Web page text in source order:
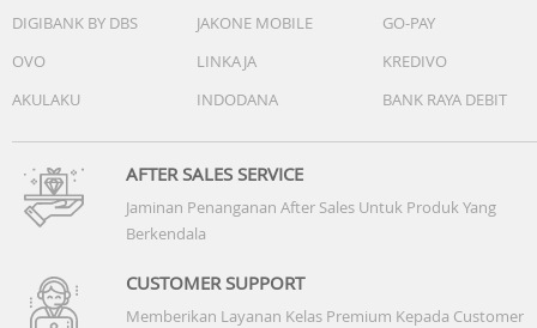
DIGIBANK BY DBS
JAKONE MOBILE
GO-PAY
OVO
LINKAJA
KREDIVO
AKULAKU
INDODANA BANK RAYA DEBIT
AFTER SALES SERVICE
Jaminan Penanganan After Sales Untuk Produk Yang
Berkendala
CUSTOMER SUPPORT
Memberikan Layanan Kelas Premium Kepada Customer